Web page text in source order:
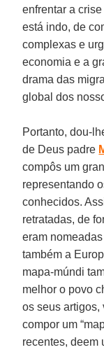
enfrentar a
está indo, de
complexas e
economia e a
drama das
global dos
Portanto, dou-
de Deus padre
compôs um
representando
conhecidos.
retratadas, de
eram
também a
mapa-múndi
melhor o povo
os seus artigos,
compor um
recentes, deem